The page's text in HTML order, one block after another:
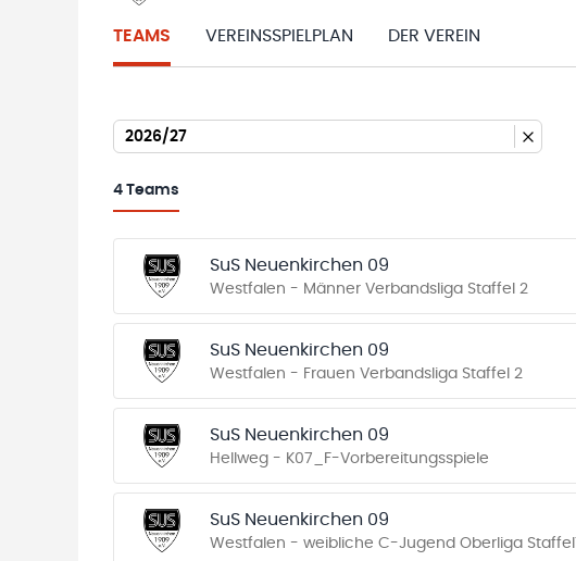
TEAMS VEREINSSPIELPLAN DER VEREIN
2026/27
4 Teams
SuS Neuenkirchen 09
Westfalen - Männer Verbandsliga Staffel 2
SuS Neuenkirchen 09
Westfalen - Frauen Verbandsliga Staffel 2
SuS Neuenkirchen 09
Hellweg - K07_F-Vorbereitungsspiele
SuS Neuenkirchen 09
Westfalen - weibliche C-Jugend Oberliga Staffel1